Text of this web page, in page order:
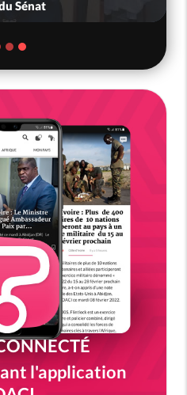
Sénat
l'application